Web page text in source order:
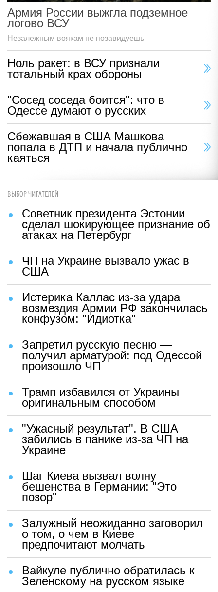
Армия России выжгла подземное
логово ВСУ
Незалежным воякам не позавидуешь
Ноль ракет: в ВСУ признали
тотальный крах обороны
"Сосед соседа боится": что в
Одессе думают о русских
Сбежавшая в США Машкова
попала в ДТП и начала публично
каяться
ВЫБОР ЧИТАТЕЛЕЙ
Советник президента Эстонии
сделал шокирующее признание об
атаках на Петербург
ЧП на Украине вызвало ужас в
США
Истерика Каллас из-за удара
возмездия Армии РФ закончилась
конфузом: "Идиотка"
Запретил русскую песню —
получил арматурой: под Одессой
произошло ЧП
Трамп избавился от Украины
оригинальным способом
"Ужасный результат". В США
забились в панике из-за ЧП на
Украине
Шаг Киева вызвал волну
бешенства в Германии: "Это
позор"
Залужный неожиданно заговорил
о том, о чем в Киеве
предпочитают молчать
Вайкуле публично обратилась к
Зеленскому на русском языке